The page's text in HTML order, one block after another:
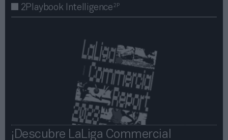
2Playbook Intelligence2P
¡Descubre LaLiga Commercial